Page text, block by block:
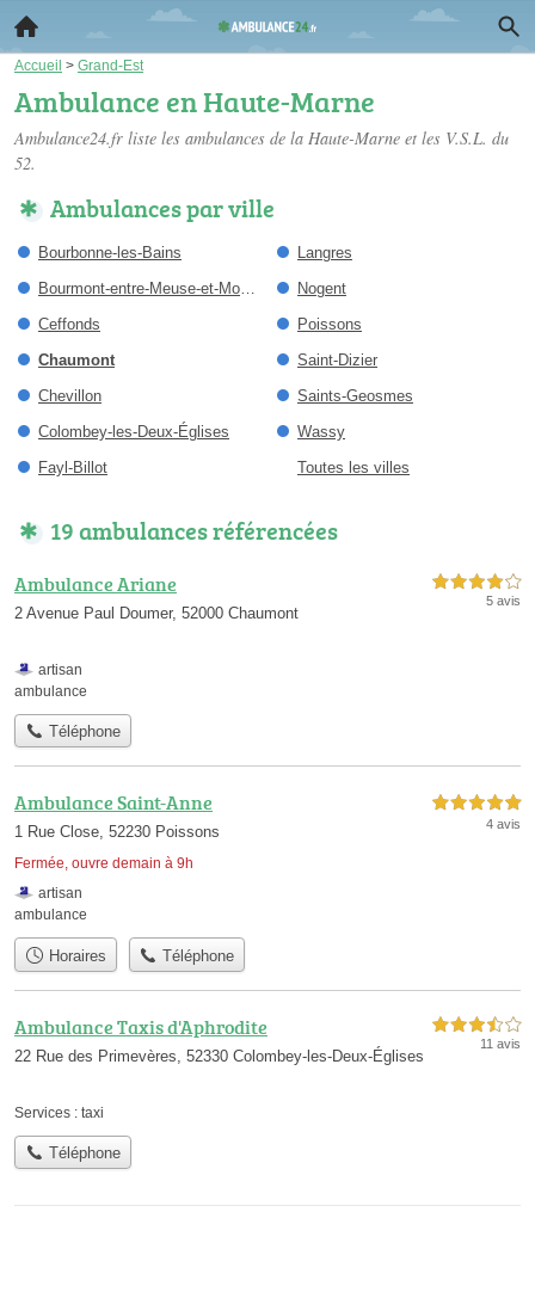
Accueil > Grand-Est
Ambulance en Haute-Marne
Ambulance24.fr liste les ambulances de la Haute-Marne et les V.S.L. du
52.
Ambulances par ville
Bourbonne-les-Bains
Bourmont-entre-Meuse-et-Mouzon
Ceffonds
Chaumont
Chevillon
Colombey-les-Deux-Églises
Fayl-Billot
Langres
Nogent
Poissons
Saint-Dizier
Saints-Geosmes
Wassy
Toutes les villes
19 ambulances référencées
Ambulance Ariane
2 Avenue Paul Doumer, 52000 Chaumont
4,0 étoiles sur 5
5 avis
artisan
ambulance
Téléphone
Ambulance Saint-Anne
1 Rue Close, 52230 Poissons
Fermée, ouvre demain à 9h
5,0 étoiles sur 5
4 avis
artisan
ambulance
Horaires Téléphone
Ambulance Taxis d'Aphrodite
22 Rue des Primevères, 52330 Colombey-les-Deux-Églises
3,5 étoiles sur 5
11 avis
Services : taxi
Téléphone